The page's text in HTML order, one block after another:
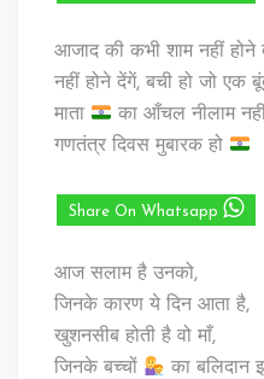
आजाद की कभी शाम नहीं होने
नहीं होने देंगें, बची हो जो एक
माता
का आँचल नीलाम
गणतंत्र दिवस मुबारक हो
Share On Whatsapp
आज सलाम है उनको,
जिनके कारण ये दिन आता है,
खुशनसीब होती है वो माँ,
जिनके बच्चों
का बलिदान